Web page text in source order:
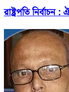
রাষ্ট্রপতি নির্বাচন